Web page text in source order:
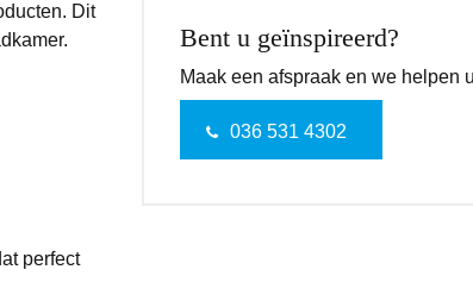
Dit
perfect
Bent u geïnspireerd?
Maak een afspraak en we helpen
036 531 4302